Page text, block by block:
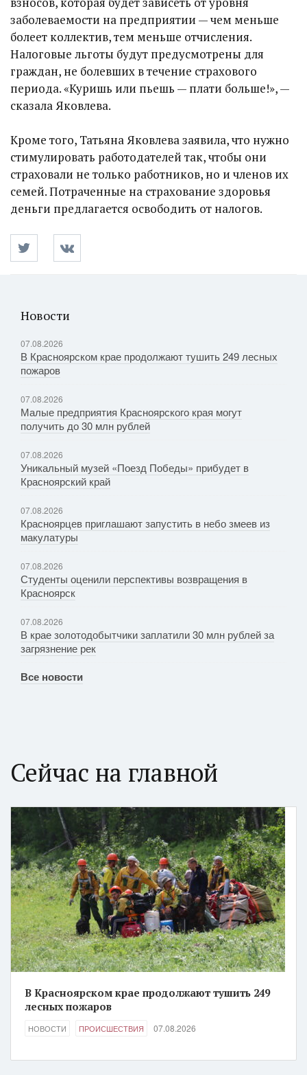
заболеваемости на предприятии — чем меньше
болеет коллектив, тем меньше отчисления.
Налоговые льготы будут предусмотрены для
граждан, не болевших в течение страхового
периода. «Куришь или пьешь — плати больше!», —
сказала Яковлева.
Кроме того, Татьяна Яковлева заявила, что нужно
стимулировать работодателей так, чтобы они
страховали не только работников, но и членов их
семей. Потраченные на страхование здоровья
деньги предлагается освободить от налогов.
Новости
07.08.2026
В Красноярском крае продолжают тушить 249 лесных
пожаров
07.08.2026
Малые предприятия Красноярского края могут
получить до 30 млн рублей
07.08.2026
Уникальный музей «Поезд Победы» прибудет в
Красноярский край
07.08.2026
Красноярцев приглашают запустить в небо змеев из
макулатуры
07.08.2026
Студенты оценили перспективы возвращения в
Красноярск
07.08.2026
В крае золотодобытчики заплатили 30 млн рублей за
загрязнение рек
Все новости
Сейчас на главной
В Красноярском крае продолжают тушить 249
лесных пожаров
НОВОСТИ ПРОИСШЕСТВИЯ 07.08.2026